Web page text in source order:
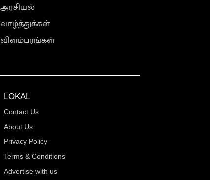
அரசியல்
வாழ்த்துக்கள்
விளம்பரங்கள்
LOKAL
Contact Us
About Us
Privacy Policy
Terms & Conditions
Advertise with us